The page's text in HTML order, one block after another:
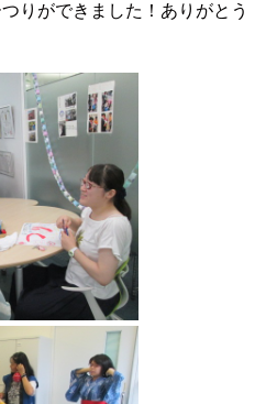
りができました！ありがとう